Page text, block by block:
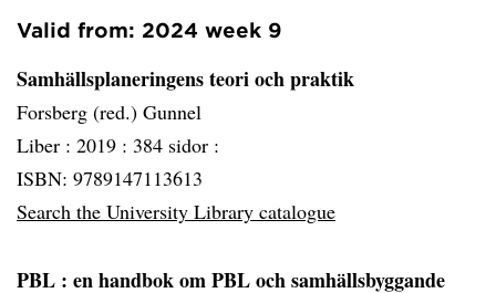
Valid from: 2024 week 9
Samhällsplaneringens teori och praktik
Forsberg (red.) Gunnel
Liber : 2019 : 384 sidor :
ISBN: 9789147113613
Search the University Library catalogue
PBL : en handbok om PBL och samhällsbyggande